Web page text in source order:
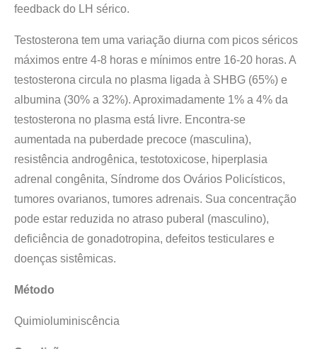
feedback do LH sérico.
Testosterona tem uma variação diurna com picos séricos
máximos entre 4-8 horas e mínimos entre 16-20 horas. A
testosterona circula no plasma ligada à SHBG (65%) e
albumina (30% a 32%). Aproximadamente 1% a 4% da
testosterona no plasma está livre. Encontra-se
aumentada na puberdade precoce (masculina),
resistência androgênica, testotoxicose, hiperplasia
adrenal congênita, Síndrome dos Ovários Policísticos,
tumores ovarianos, tumores adrenais. Sua concentração
pode estar reduzida no atraso puberal (masculino),
deficiência de gonadotropina, defeitos testiculares e
doenças sistêmicas.
Método
Quimioluminiscência